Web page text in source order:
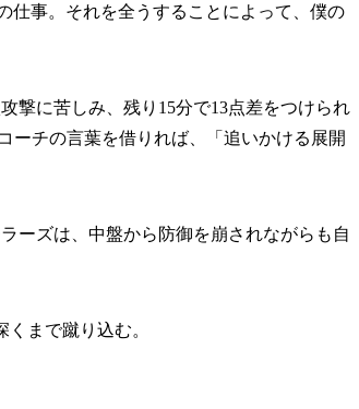
仕事。それを全うすることによって、僕の
撃に苦しみ、残り15分で13点差をつけられ
ーチの言葉を借りれば、「追いかける展開
ーズは、中盤から防御を崩されながらも自
まで蹴り込む。